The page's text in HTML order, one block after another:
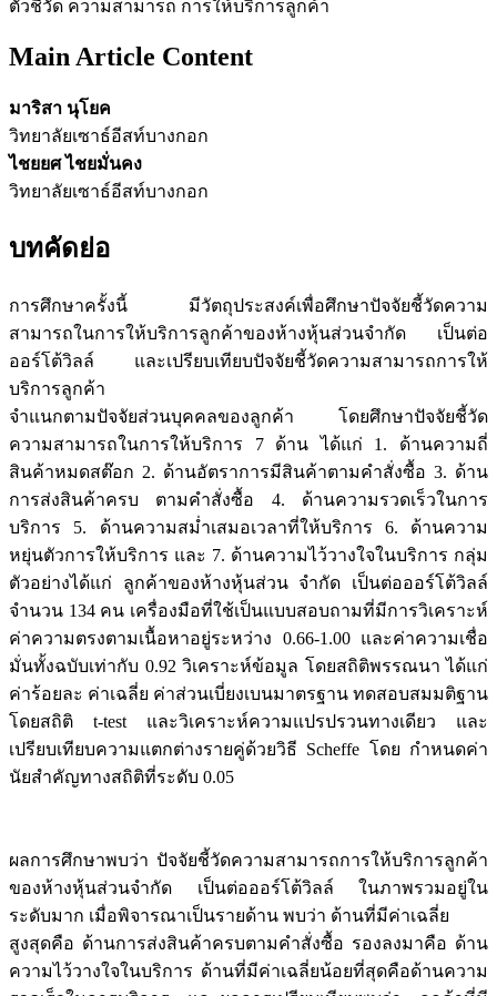
ตัวชี้วัด ความสามารถ การให้บริการลูกค้า
Main Article Content
มาริสา นุโยค
วิทยาลัยเซาธ์อีสท์บางกอก
ไชยยศ ไชยมั่นคง
วิทยาลัยเซาธ์อีสท์บางกอก
บทคัดย่อ
การศึกษาครั้งนี้ มีวัตถุประสงค์เพื่อศึกษาปัจจัยชี้วัดความ
สามารถในการให้บริการลูกค้าของห้างหุ้นส่วนจำกัด เป็นต่อ
ออร์โต้วิลล์ และเปรียบเทียบปัจจัยชี้วัดความสามารถการให้
บริการลูกค้า
จำแนกตามปัจจัยส่วนบุคคลของลูกค้า โดยศึกษาปัจจัยชี้วัด
ความสามารถในการให้บริการ 7 ด้าน ได้แก่ 1. ด้านความถี่
สินค้าหมดสต๊อก 2. ด้านอัตราการมีสินค้าตามคำสั่งซื้อ 3. ด้าน
การส่งสินค้าครบ ตามคำสั่งซื้อ 4. ด้านความรวดเร็วในการ
บริการ 5. ด้านความสม่ำเสมอเวลาที่ให้บริการ 6. ด้านความ
หยุ่นตัวการให้บริการ และ 7. ด้านความไว้วางใจในบริการ กลุ่ม
ตัวอย่างได้แก่ ลูกค้าของห้างหุ้นส่วน จำกัด เป็นต่อออร์โต้วิลล์
จำนวน 134 คน เครื่องมือที่ใช้เป็นแบบสอบถามที่มีการวิเคราะห์
ค่าความตรงตามเนื้อหาอยู่ระหว่าง 0.66-1.00 และค่าความเชื่อ
มั่นทั้งฉบับเท่ากับ 0.92 วิเคราะห์ข้อมูล โดยสถิติพรรณนา ได้แก่
ค่าร้อยละ ค่าเฉลี่ย ค่าส่วนเบี่ยงเบนมาตรฐาน ทดสอบสมมติฐาน
โดยสถิติ t-test และวิเคราะห์ความแปรปรวนทางเดียว และ
เปรียบเทียบความแตกต่างรายคู่ด้วยวิธี Scheffe โดย กำหนดค่า
นัยสำคัญทางสถิติที่ระดับ 0.05
ผลการศึกษาพบว่า ปัจจัยชี้วัดความสามารถการให้บริการลูกค้า
ของห้างหุ้นส่วนจำกัด เป็นต่อออร์โต้วิลล์ ในภาพรวมอยู่ใน
ระดับมาก เมื่อพิจารณาเป็นรายด้าน พบว่า ด้านที่มีค่าเฉลี่ย
สูงสุดคือ ด้านการส่งสินค้าครบตามคำสั่งซื้อ รองลงมาคือ ด้าน
ความไว้วางใจในบริการ ด้านที่มีค่าเฉลี่ยน้อยที่สุดคือด้านความ